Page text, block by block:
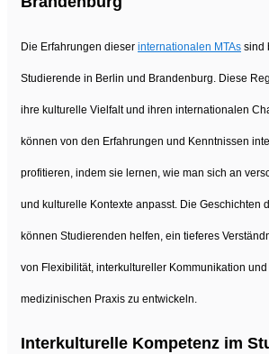
Die Erfahrungen dieser internationalen MTAs sind
Studierende in Berlin und Brandenburg. Diese
ihre kulturelle Vielfalt und ihren internationalen
können von den Erfahrungen und Kenntnissen
profitieren, indem sie lernen, wie man sich an
und kulturelle Kontexte anpasst. Die Geschichten
können Studierenden helfen, ein tieferes
von Flexibilität, interkultureller Kommunikation
medizinischen Praxis zu entwickeln.
Interkulturelle Kompetenz im